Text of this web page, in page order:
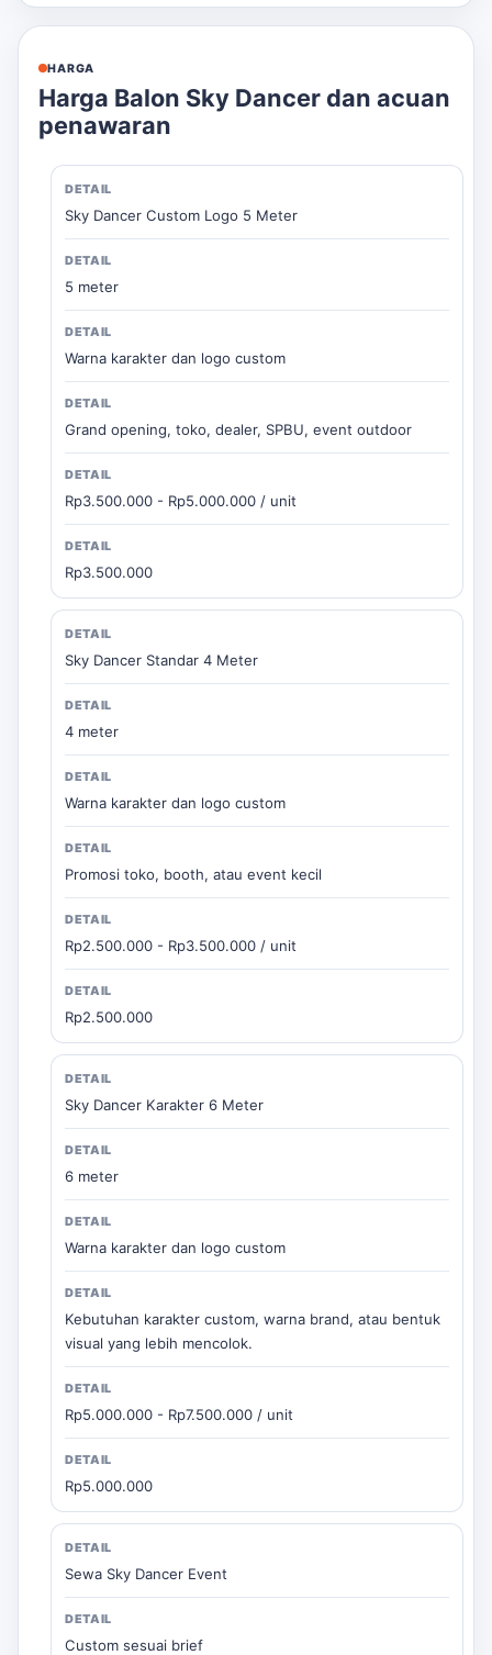
HARGA
Harga Balon Sky Dancer dan acuan
penawaran
Sky Dancer Custom Logo 5 Meter
5 meter
Warna karakter dan logo custom
Grand opening, toko, dealer, SPBU, event outdoor
Rp3.500.000 - Rp5.000.000 / unit
Rp3.500.000
Sky Dancer Standar 4 Meter
4 meter
Warna karakter dan logo custom
Promosi toko, booth, atau event kecil
Rp2.500.000 - Rp3.500.000 / unit
Rp2.500.000
Sky Dancer Karakter 6 Meter
6 meter
Warna karakter dan logo custom
Kebutuhan karakter custom, warna brand, atau bentuk
visual yang lebih mencolok.
Rp5.000.000 - Rp7.500.000 / unit
Rp5.000.000
Sewa Sky Dancer Event
Custom sesuai brief